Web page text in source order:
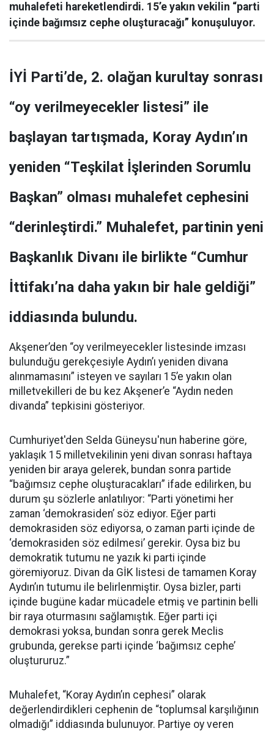
muhalefeti hareketlendirdi. 15’e yakın vekilin “parti
içinde bağımsız cephe oluşturacağı” konuşuluyor.
İYİ Parti’de, 2. olağan kurultay sonrası
“oy verilmeyecekler listesi” ile
başlayan tartışmada, Koray Aydın’ın
yeniden “Teşkilat İşlerinden Sorumlu
Başkan” olması muhalefet cephesini
“derinleştirdi.” Muhalefet, partinin yeni
Başkanlık Divanı ile birlikte “Cumhur
İttifakı’na daha yakın bir hale geldiği”
iddiasında bulundu.
Akşener’den “oy verilmeyecekler listesinde imzası
bulunduğu gerekçesiyle Aydın’ı yeniden divana
alınmamasını” isteyen ve sayıları 15’e yakın olan
milletvekilleri de bu kez Akşener’e “Aydın neden
divanda” tepkisini gösteriyor.
Cumhuriyet'den Selda Güneysu'nun haberine göre,
yaklaşık 15 milletvekilinin yeni divan sonrası haftaya
yeniden bir araya gelerek, bundan sonra partide
“bağımsız cephe oluşturacakları” ifade edilirken, bu
durum şu sözlerle anlatılıyor: “Parti yönetimi her
zaman ‘demokrasiden’ söz ediyor. Eğer parti
demokrasiden söz ediyorsa, o zaman parti içinde de
‘demokrasiden söz edilmesi’ gerekir. Oysa biz bu
demokratik tutumu ne yazık ki parti içinde
göremiyoruz. Divan da GİK listesi de tamamen Koray
Aydın’ın tutumu ile belirlenmiştir. Oysa bizler, parti
içinde bugüne kadar mücadele etmiş ve partinin belli
bir raya oturmasını sağlamıştık. Eğer parti içi
demokrasi yoksa, bundan sonra gerek Meclis
grubunda, gerekse parti içinde ‘bağımsız cephe’
oluştururuz.”
Muhalefet, “Koray Aydın’ın cephesi” olarak
değerlendirdikleri cephenin de “toplumsal karşılığının
olmadığı” iddiasında bulunuyor. Partiye oy veren